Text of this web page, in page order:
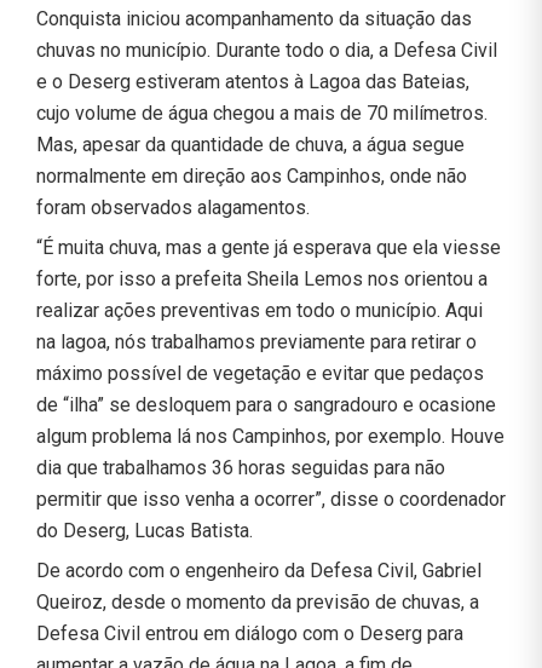
Conquista iniciou acompanhamento da situação das
chuvas no município. Durante todo o dia, a Defesa Civil
e o Deserg estiveram atentos à Lagoa das Bateias,
cujo volume de água chegou a mais de 70 milímetros.
Mas, apesar da quantidade de chuva, a água segue
normalmente em direção aos Campinhos, onde não
foram observados alagamentos.
“É muita chuva, mas a gente já esperava que ela viesse
forte, por isso a prefeita Sheila Lemos nos orientou a
realizar ações preventivas em todo o município. Aqui
na lagoa, nós trabalhamos previamente para retirar o
máximo possível de vegetação e evitar que pedaços
de “ilha” se desloquem para o sangradouro e ocasione
algum problema lá nos Campinhos, por exemplo. Houve
dia que trabalhamos 36 horas seguidas para não
permitir que isso venha a ocorrer”, disse o coordenador
do Deserg, Lucas Batista.
De acordo com o engenheiro da Defesa Civil, Gabriel
Queiroz, desde o momento da previsão de chuvas, a
Defesa Civil entrou em diálogo com o Deserg para